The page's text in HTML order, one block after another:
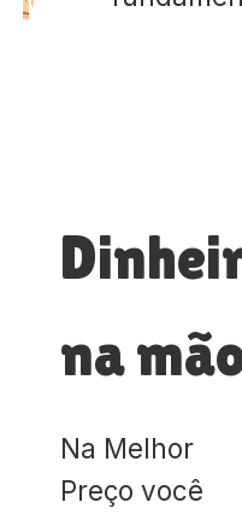
na
Na Melhor
Preço você